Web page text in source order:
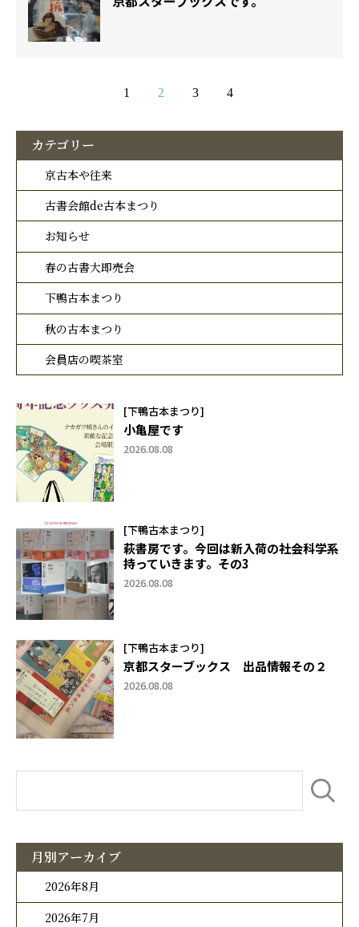
1 2 3 4
カテゴリー
京古本や往来
古書会館de古本まつり
お知らせ
春の古書大即売会
下鴨古本まつり
秋の古本まつり
会員店の喫茶室
[下鴨古本まつり]
小亀屋です
2026.08.08
[下鴨古本まつり]
萩書房です。今回は新入荷の社会科学系
持っていきます。その3
2026.08.08
[下鴨古本まつり]
京都スターブックス 出品情報その２
2026.08.08
月別アーカイブ
2026年8月
2026年7月